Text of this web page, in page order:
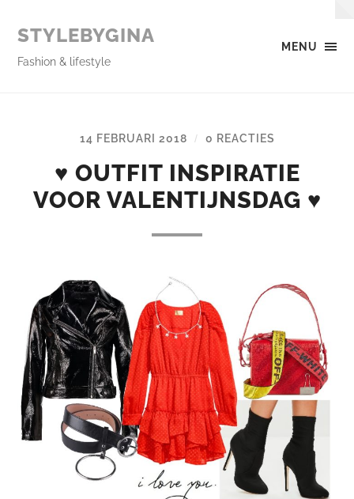
MENU
STYLEBYGINA
Fashion & lifestyle
14 FEBRUARI 2018 / 0 REACTIES
♥ OUTFIT INSPIRATIE
VOOR VALENTIJNSDAG ♥